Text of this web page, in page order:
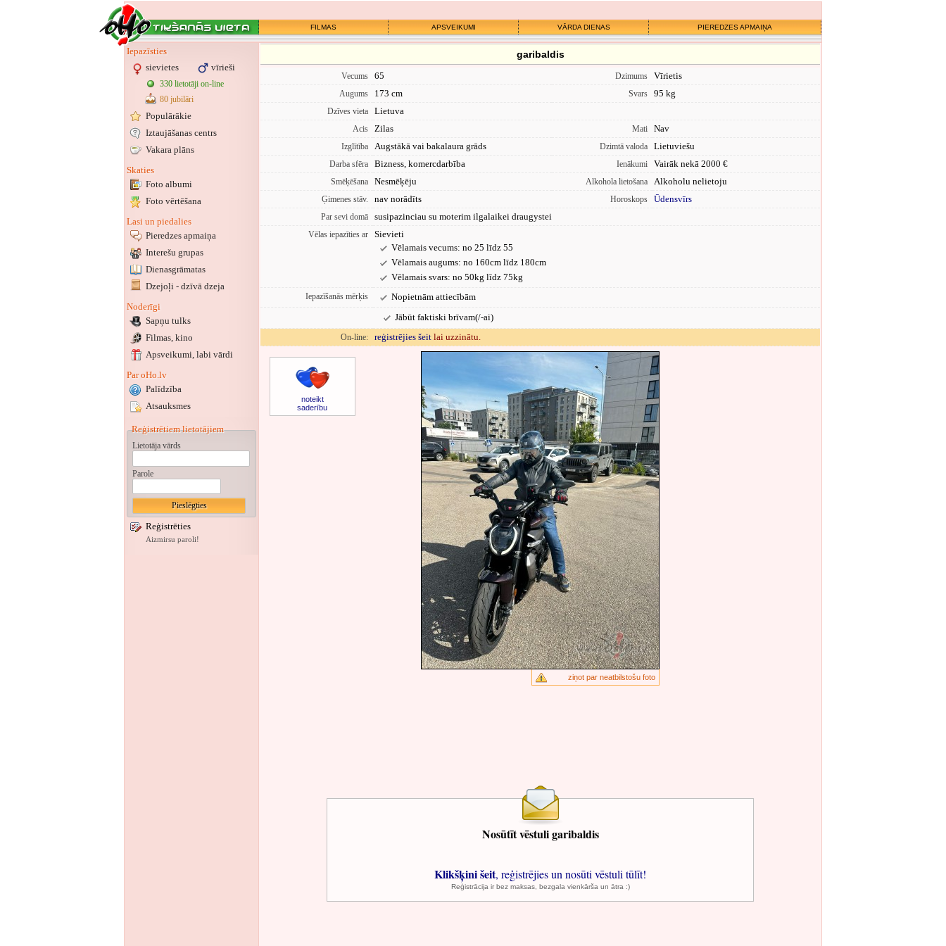
FILMAS APSVEIKUMI VĀRDA DIENAS PIEREDZES APMAIŅA
Iepazīsties
sievietes
vīrieši
330 lietotāji on-line
80 jubilāri
Populārākie
Iztaujāšanas centrs
Vakara plāns
Skaties
Foto albumi
Foto vērtēšana
Lasi un piedalies
Pieredzes apmaiņa
Interešu grupas
Dienasgrāmatas
Dzejoļi - dzīvā dzeja
Noderīgi
Sapņu tulks
Filmas, kino
Apsveikumi, labi vārdi
Par oHo.lv
Palīdzība
Atsauksmes
Reģistrētiem lietotājiem
Lietotāja vārds
Parole
Reģistrēties
Aizmirsu paroli!
garibaldis
Vecums 65 Dzimums Vīrietis
Augums 173 cm Svars 95 kg
Dzīves vieta Lietuva
Acis Zilas Mati Nav
Izglītība Augstākā vai bakalaura grāds Dzimtā valoda Lietuviešu
Darba sfēra Bizness, komercdarbība Ienākumi Vairāk nekā 2000 €
Smēķēšana Nesmēķēju Alkohola lietošana Alkoholu nelietoju
Ģimenes stāv. nav norādīts Horoskops Ūdensvīrs
Par sevi domā susipazinciau su moterim ilgalaikei draugystei
Vēlas iepazīties ar
Sievieti
Vēlamais vecums: no 25 līdz 55
Vēlamais augums: no 160cm līdz 180cm
Vēlamais svars: no 50kg līdz 75kg
Iepazīšanās mērķis
Nopietnām attiecībām
Jābūt faktiski brīvam(/-ai)
On-line: reģistrējies šeit lai uzzinātu.
noteikt
saderību
ziņot par neatbilstošu foto
Nosūtīt vēstuli garibaldis
Klikšķini šeit, reģistrējies un nosūti vēstuli tūlīt!
Reģistrācija ir bez maksas, bezgala vienkārša un ātra :)